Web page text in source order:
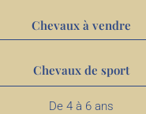
Chevaux à vendre
Chevaux de sport
De 4 à 6 ans